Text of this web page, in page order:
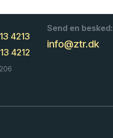
4213
4212
Send en besked:
info@ztr.dk